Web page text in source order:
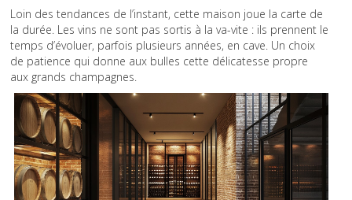
Loin des tendances de l’instant, cette maison joue la carte de
la durée. Les vins ne sont pas sortis à la va-vite : ils prennent le
temps d’évoluer, parfois plusieurs années, en cave. Un choix
de patience qui donne aux bulles cette délicatesse propre
aux grands champagnes.